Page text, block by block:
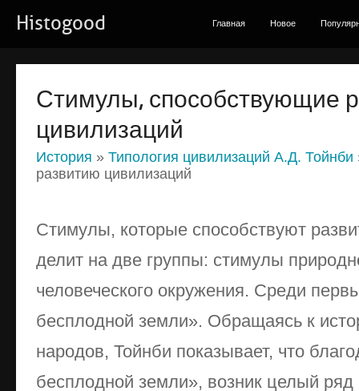
Histogood Главная Новое
Стимулы, способствующие
цивилизаций
История » Типология цивилизаций А.Д. Тойнби
развитию цивилизаций
Стимулы, которые способствуют
делит на две группы: стимулы
человеческого окружения. Среди
бесплодной земли». Обращаясь к
народов, Тойнби показывает, что
бесплодной земли», возник целый